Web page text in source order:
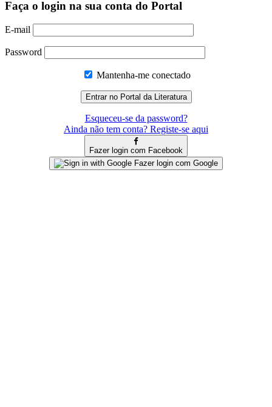
Faça o login na sua conta do Portal
E-mail
Password
Mantenha-me conectado
Esqueceu-se da password?
Ainda não tem conta? Registe-se aqui
Fazer login com Facebook
Fazer login com Google